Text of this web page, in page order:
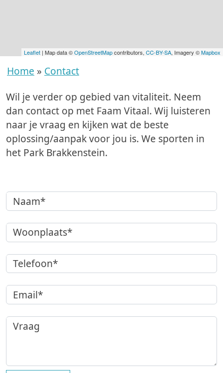
Leaflet | Map data ©OpenStreetMapcontributors, CC-BY-SA, Imagery ©Mapbox
Home
Contact
Wil je verder op gebied van vitaliteit. Neem
dan contact op met Faam Vitaal. Wij luisteren
naar je vraag en kijken wat de beste
oplossing/aanpak voor jou is. We sporten in
het Park Brakkenstein.
Naam*
Woonplaats*
Telefoon*
Email*
Vraag